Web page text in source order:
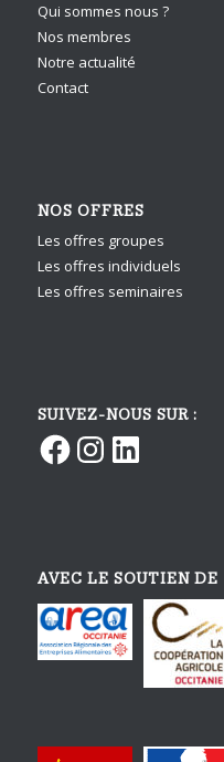
Qui sommes nous ?
Nos membres
Notre actualité
Contact
NOS OFFRES
Les offres groupes
Les offres individuels
Les offres seminaires
SUIVEZ-NOUS SUR :
FacebookInstagram
LinkedIn
AVEC LE SOUTIEN DE